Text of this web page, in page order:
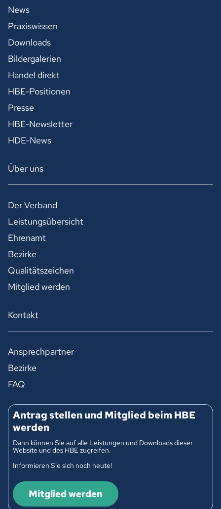
News
Praxiswissen
Downloads
Bildergalerien
Handel direkt
HBE-Positionen
Presse
HBE-Newsletter
HDE-News
Über uns
Der Verband
Leistungsübersicht
Ehrenamt
Bezirke
Qualitätszeichen
Mitglied werden
Kontakt
Ansprechpartner
Bezirke
FAQ
Antrag stellen und Mitglied beim HBE
werden
Dann können Sie auf alle Leistungen und Downloads dieser
Website und des HBE zugreifen.
Informieren Sie sich noch heute!
Mitglied werden